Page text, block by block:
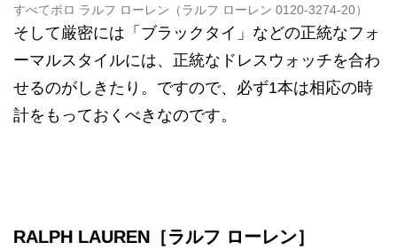
すべてポロ ラルフ ローレン（ラルフ ローレン 0120-3274-20）
そして厳密には「ブラックタイ」などの正統なフォ
ーマルスタイルには、正統なドレスウォッチを合わ
せるのがしきたり。ですので、必ず1本は相応の時
計をもっておくべきなのです。
RALPH LAUREN［ラルフ ローレン］